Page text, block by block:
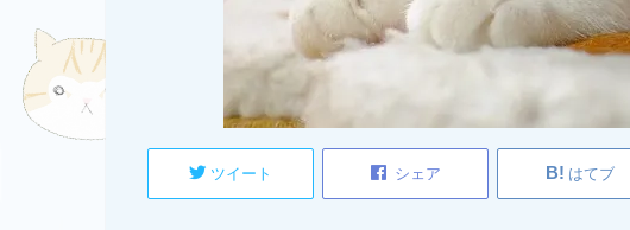
ツイート シェア はてブ